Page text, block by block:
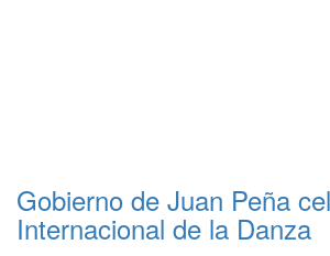
Gobierno de Juan Peña
Internacional de la Danza